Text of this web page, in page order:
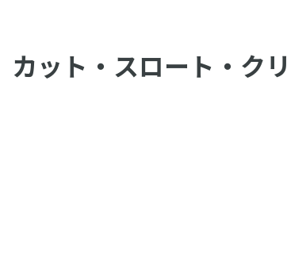
カット・スロート・クリ